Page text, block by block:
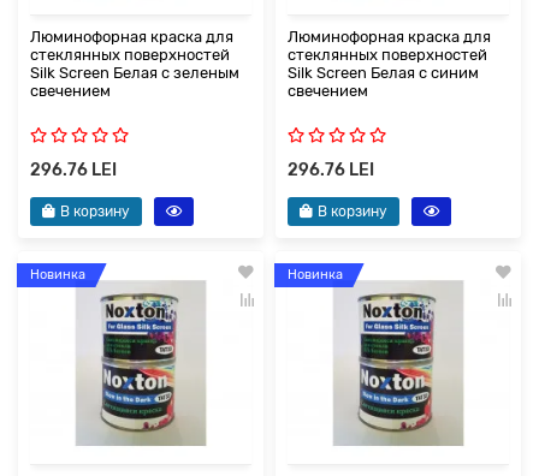
Люминофорная краска для
стеклянных поверхностей
Silk Screen Белая с зеленым
свечением
296.76 LEI
В корзину
Люминофорная краска для
стеклянных поверхностей
Silk Screen Белая с синим
свечением
296.76 LEI
В корзину
Новинка Новинка